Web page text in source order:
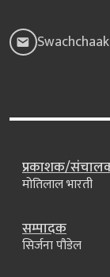
प्रकाशक/
मोतिलाल भारती
सम्पादक
सिर्जना पौडेल